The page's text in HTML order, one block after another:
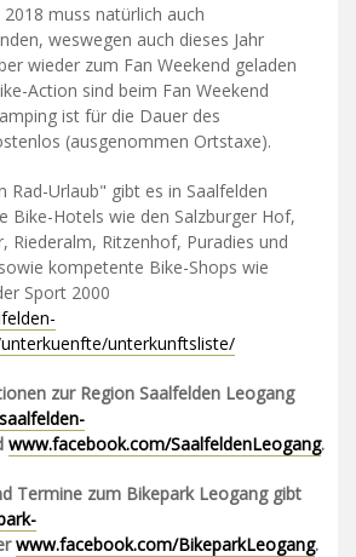
muss natürlich auch
weswegen auch dieses Jahr
wieder zum Fan Weekend geladen
Action sind beim Fan Weekend
ist für die Dauer des
(ausgenommen Ortstaxe).
Rad-Urlaub" gibt es in Saalfelden
Bike-Hotels wie den Salzburger Hof,
Riederalm, Ritzenhof, Puradies und
kompetente Bike-Shops wie
Sport 2000
unterkunftsliste/
zur Region Saalfelden Leogang
www.facebook.com/SaalfeldenLeogang.
Termine zum Bikepark Leogang gibt
www.facebook.com/BikeparkLeogang.